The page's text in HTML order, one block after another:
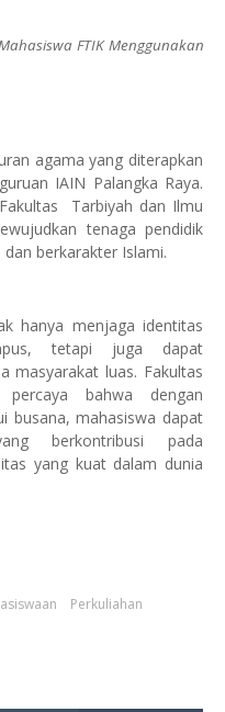
Mahasiswa FTIK Menggunakan
agama yang diterapkan
IAIN Palangka Raya.
Tarbiyah dan Ilmu
tenaga pendidik
berkarakter Islami.
hanya menjaga identitas
tetapi juga dapat
masyarakat luas. Fakultas
bahwa dengan
busana, mahasiswa dapat
berkontribusi pada
yang kuat dalam dunia
Perkuliahan